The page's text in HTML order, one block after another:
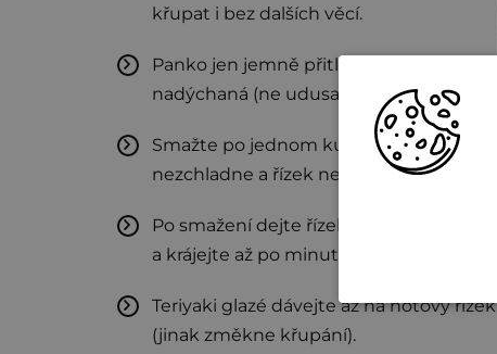
křupat i bez dalších věcí.
Panko jen jemně přitlačte, ať je krusta
nadýchaná (ne udusaná).
Smažte po jednom kuse, ať olej
nezchladne a řízek není mastný.
Po smažení dejte řízek na mřížku/papír
a krájejte až po minutce.
Teriyaki glazé dávejte až na hotový řízek
(jinak změkne křupání).